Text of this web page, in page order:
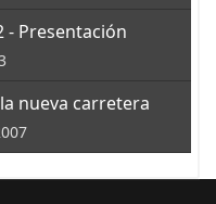
- Presentación
nueva carretera